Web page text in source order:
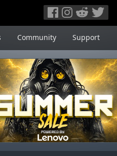
Community Support